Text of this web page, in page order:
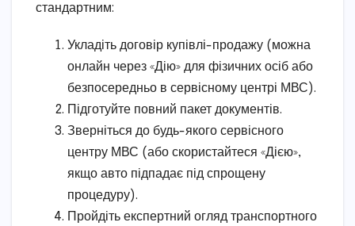
стандартним:
Укладіть договір купівлі-продажу (можна
онлайн через «Дію» для фізичних осіб або
безпосередньо в сервісному центрі МВС).
Підготуйте повний пакет документів.
Зверніться до будь-якого сервісного
центру МВС (або скористайтеся «Дією»,
якщо авто підпадає під спрощену
процедуру).
Пройдіть експертний огляд транспортного